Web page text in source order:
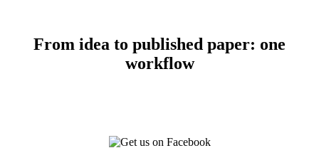
From idea to published paper: one
workflow